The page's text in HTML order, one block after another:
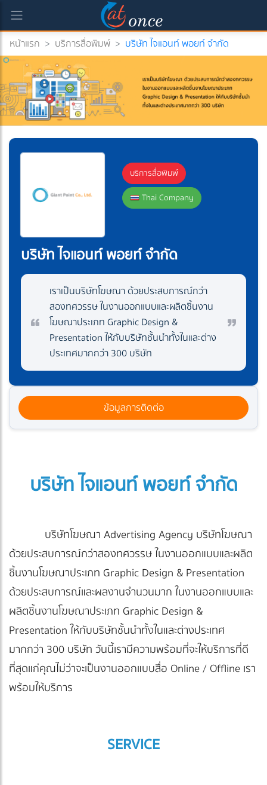
หน้าแรก > บริการสื่อพิมพ์ > บริษัท ไจแอนท์ พอยท์ จำกัด
บริการสื่อพิมพ์
Thai Company
บริษัท ไจแอนท์ พอยท์ จำกัด
เราเป็นบริษัทโฆษณา ด้วยประสบการณ์กว่า
สองทศวรรษ ในงานออกแบบและผลิตชิ้นงาน
โฆษณาประเภท Graphic Design &
Presentation ให้กับบริษัทชั้นนำทั้งในและต่าง
ประเทศมากกว่า 300 บริษัท
ข้อมูลการติดต่อ
บริษัท ไจแอนท์ พอยท์ จำกัด
บริษัทโฆษณา Advertising Agency บริษัทโฆษณา
ด้วยประสบการณ์กว่าสองทศวรรษ ในงานออกแบบและผลิต
ชิ้นงานโฆษณาประเภท Graphic Design & Presentation
ด้วยประสบการณ์และผลงานจำนวนมาก ในงานออกแบบและ
ผลิตชิ้นงานโฆษณาประเภท Graphic Design &
Presentation ให้กับบริษัทชั้นนำทั้งในและต่างประเทศ
มากกว่า 300 บริษัท วันนี้เรามีความพร้อมที่จะให้บริการที่ดี
ที่สุดแก่คุณไม่ว่าจะเป็นงานออกแบบสื่อ Online / Offline เรา
พร้อมให้บริการ
SERVICE